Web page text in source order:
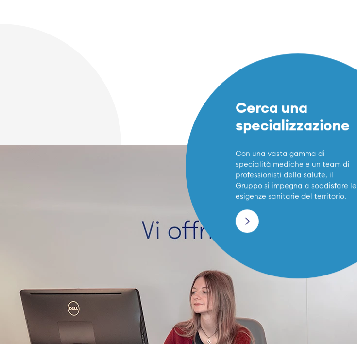
Cerca una
specializzazione
Con una vasta gamma di
specialità mediche e un team di
professionisti della salute, il
Gruppo si impegna a soddisfare le
esigenze sanitarie del territorio.